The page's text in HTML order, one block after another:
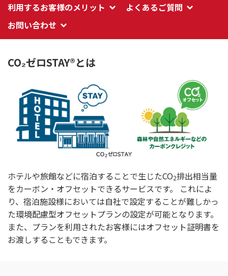
利用するお客様のメリット
よくあるご質問
お問い合わせ
CO₂ゼロSTAY®とは
ホテルや旅館などに宿泊することで生じたCO2排出相当量
をカーボン・オフセットできるサービスです。 これによ
り、宿泊施設様においては自社で設定することが難しかっ
た環境配慮型オフセットプランの設定が可能となります。
また、プランを利用されたお客様にはオフセット証明書を
お渡しすることもできます。